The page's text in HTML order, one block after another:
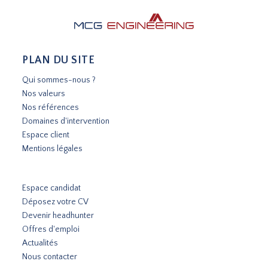
PLAN DU SITE
Qui sommes-nous ?
Nos valeurs
Nos références
Domaines d'intervention
Espace client
Mentions légales
Espace candidat
Déposez votre CV
Devenir headhunter
Offres d'emploi
Actualités
Nous contacter